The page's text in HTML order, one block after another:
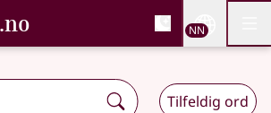
, Bokmålsordboka og
NN
Tilfeldig ord